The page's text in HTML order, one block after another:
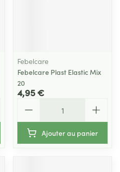
Febelcare
Febelcare Plast Elastic Mix
20
4,95 €
Ajouter au panier